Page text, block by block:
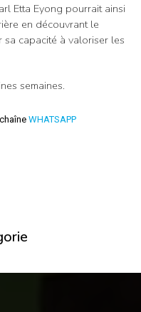
Etta Eyong pourrait ainsi
en découvrant le
capacité à valoriser les
semaines.
WHATSAPP